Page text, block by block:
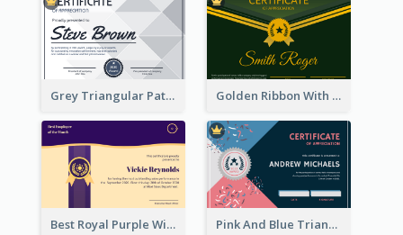
Grey Triangular Pattern Best Certificate Design Golden Ribbon With Golden Badge Appreciation Certificate Design
Best Royal Purple With Gold Ribbon Certificate Design Pink And Blue Triangles Confetti Celebration Certificate